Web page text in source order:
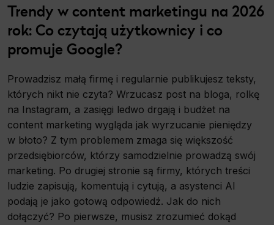
Trendy w content marketingu na 2026
rok: Co czytają użytkownicy i co
promuje Google?
Prowadzisz małą firmę i regularnie publikujesz teksty,
których nikt nie czyta? Wrzucasz post na bloga, rolkę
na Instagram, a zasięgi ledwo drgają i budżet na
content marketing wygląda jak wyrzucanie pieniędzy
w błoto? Z tym problemem zmaga się większość
przedsiębiorców, którzy samodzielnie prowadzą swój
marketing. Po drugiej stronie są firmy, których treści
ludzie zapisują, komentują i cytują, a asystenci AI
podają je jako gotową odpowiedź. Jak do nich
dołączyć? Po pierwsze, musisz zrozumieć dokąd